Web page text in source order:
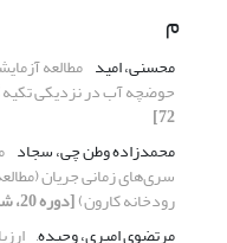
م
محسنی، امید مطالعه
حوضچه آب در نزدیکی تکیه
72]
محمدزاده وطن چی، سجاد
سری‌های زمانی جریان
رودخانه کارون)[دوره 20، شماره 3، 1404، صفحه 17-36]
مرتضوی امیری، وحیده,